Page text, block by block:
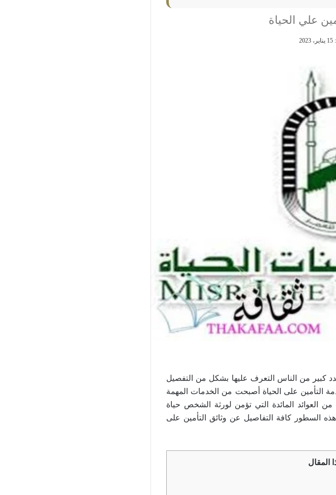
علي الحياة
كبير من الناس التعرف عليها بشكل من التفصيل
التأمين على الحياة أصبحت من الخدمات المهمة
العوائد المائدة التي تؤمن لورثة الشخص حياة
السطور كافة التفاصيل عن وثائق التأمين على
المقال